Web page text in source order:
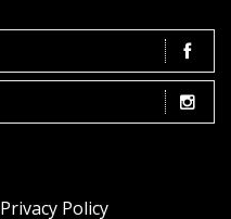
Privacy Policy